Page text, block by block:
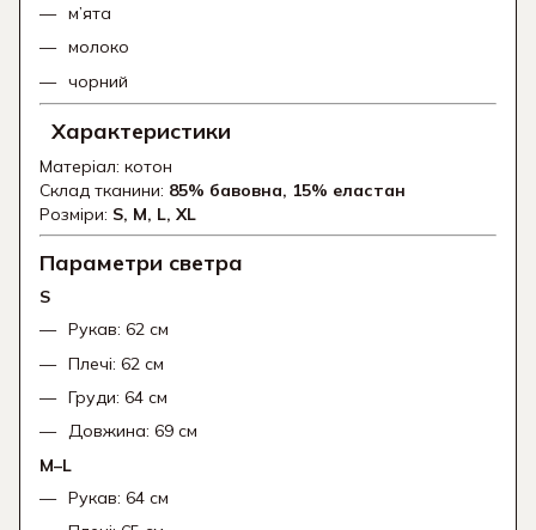
м’ята
молоко
чорний
Характеристики
Матеріал: котон
Склад тканини: 85% бавовна, 15% еластан
Розміри: S, M, L, XL
Параметри светра
S
Рукав: 62 см
Плечі: 62 см
Груди: 64 см
Довжина: 69 см
M–L
Рукав: 64 см